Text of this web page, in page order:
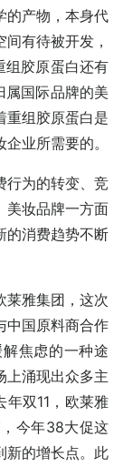
的产物，本身代
有待被开发，
组胶原蛋白还有
属国际品牌的美
重组胶原蛋白是
业所需要的。
行为的转变、竞
美妆品牌一方面
的消费趋势不断
莱雅集团，这次
中国原料商合作
焦虑的一种途
上涌现出众多主
年双11，欧莱雅
今年38大促这
新的增长点。此